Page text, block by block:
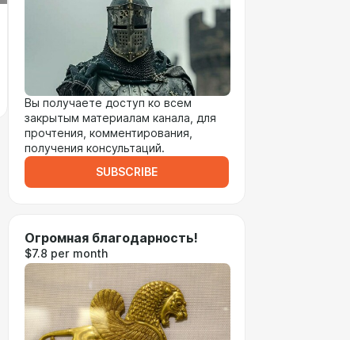
Вы получаете доступ ко всем
закрытым материалам канала, для
прочтения, комментирования,
получения консультаций.
SUBSCRIBE
Огромная благодарность!
$7.8 per month